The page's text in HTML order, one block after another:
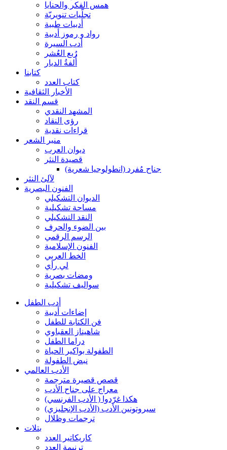
همس الفكر والحنايا
تجلّيات تنويريّة
أدبيات طبية
رواد و رموز أدبية
أدب السيرة
رُبع العُشر
أُلفةُ الديار
كتابنا
كتاب العدد
الأخبار الثقافية
قسم النقد
المشهد النقدي
رؤى النقاد
قراءات نقدية
منبر الشعر
ديوان العرب
قصيدة النثر
جناح مُفرد (انطولوجيا شعرية)
لآلئ النثر
الفنون البصرية
الديوان التشكيلي
مساحة تشكيلية
النقد التشكيلي
بين الضوء والحرف
الرسم الرقمي
الفنون الإسلامية
الخط العربي
لي رأي
ومضات بصرية
سواليف تشكيلية
أدب الطفل
إضاءات أدبية
فن الكتابة للطفل
شاهيناز العقباوي
دراما الطفل
الطفولة بواكير الحياة
نبض الطفولة
الأدب العالمي
قصص قصيرة مترجمة
معراج على جناح الأدب
هكذا غرّدوا ( الأدب الفرنسي)
سيروتونين الأدب (الأدب الإنجليزي)
ترجمات وظلال
بتلات
كاريكاتير العدد
ترنيمة العدد